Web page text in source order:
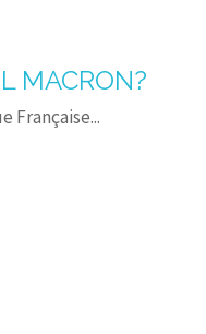
MACRON?
Française...